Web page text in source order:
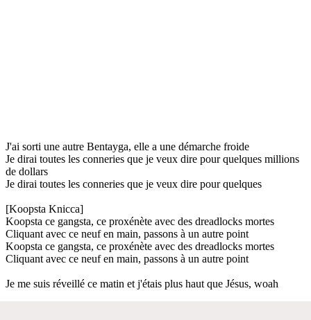
J'ai sorti une autre Bentayga, elle a une démarche froide
Je dirai toutes les conneries que je veux dire pour quelques millions
de dollars
Je dirai toutes les conneries que je veux dire pour quelques
[Koopsta Knicca]
Koopsta ce gangsta, ce proxénète avec des dreadlocks mortes
Cliquant avec ce neuf en main, passons à un autre point
Koopsta ce gangsta, ce proxénète avec des dreadlocks mortes
Cliquant avec ce neuf en main, passons à un autre point
Je me suis réveillé ce matin et j'étais plus haut que Jésus, woah